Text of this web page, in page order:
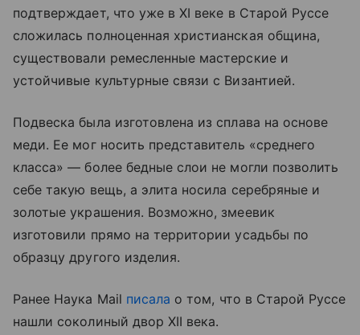
подтверждает, что уже в XI веке в Старой Руссе
сложилась полноценная христианская община,
существовали ремесленные мастерские и
устойчивые культурные связи с Византией.
Подвеска была изготовлена из сплава на основе
меди. Ее мог носить представитель «среднего
класса» — более бедные слои не могли позволить
себе такую вещь, а элита носила серебряные и
золотые украшения. Возможно, змеевик
изготовили прямо на территории усадьбы по
образцу другого изделия.
Ранее Наука Mail писала о том, что в Старой Руссе
нашли соколиный двор XII века.